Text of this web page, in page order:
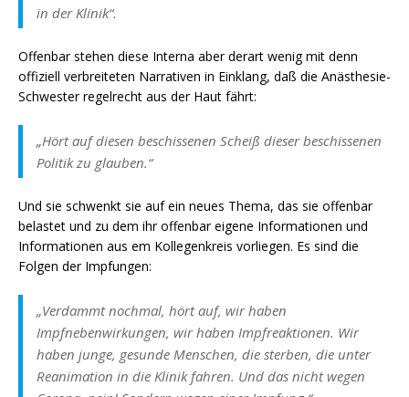
in der Klinik“.
Offenbar stehen diese Interna aber derart wenig mit denn
offiziell verbreiteten Narrativen in Einklang, daß die Anästhesie-
Schwester regelrecht aus der Haut fährt:
„Hört auf diesen beschissenen Scheiß dieser beschissenen
Politik zu glauben.“
Und sie schwenkt sie auf ein neues Thema, das sie offenbar
belastet und zu dem ihr offenbar eigene Informationen und
Informationen aus em Kollegenkreis vorliegen. Es sind die
Folgen der Impfungen:
„Verdammt nochmal, hört auf, wir haben
Impfnebenwirkungen, wir haben Impfreaktionen. Wir
haben junge, gesunde Menschen, die sterben, die unter
Reanimation in die Klinik fahren. Und das nicht wegen